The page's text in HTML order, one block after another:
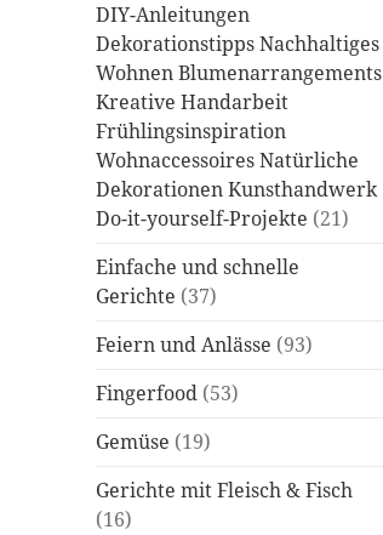
DIY-Anleitungen
Dekorationstipps Nachhaltiges
Wohnen Blumenarrangements
Kreative Handarbeit
Frühlingsinspiration
Wohnaccessoires Natürliche
Dekorationen Kunsthandwerk
Do-it-yourself-Projekte (21)
Einfache und schnelle
Gerichte (37)
Feiern und Anlässe (93)
Fingerfood (53)
Gemüse (19)
Gerichte mit Fleisch & Fisch
(16)